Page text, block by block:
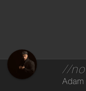
//
Adam